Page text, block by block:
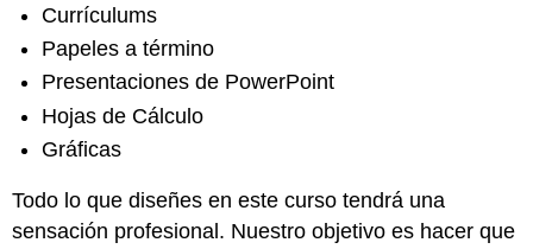
Currículums
Papeles a término
Presentaciones de PowerPoint
Hojas de Cálculo
Gráficas
Todo lo que diseñes en este curso tendrá una
sensación profesional. Nuestro objetivo es hacer que